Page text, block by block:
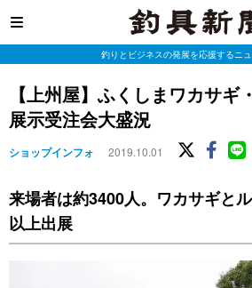
釣りとビジネスの発展を応援するニ
【上州屋】ふくしまワカサギ
展示受注会大盛況
ショップインフォ 2019.10.01
来場者は約3400人。ワカサギと
以上出展